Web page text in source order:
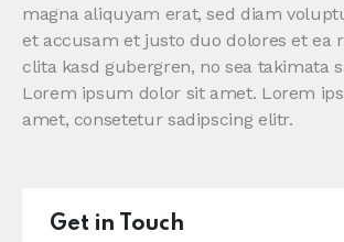
magna aliquyam erat, sed diam
et accusam et justo duo dolores et ea
clita kasd gubergren, no sea takimata
Lorem ipsum dolor sit amet. Lorem
amet, consetetur sadipscing elitr.
Get in Touch